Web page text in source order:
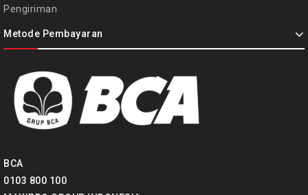
Pengiriman
Metode Pembayaran
BCA
0103 800 100